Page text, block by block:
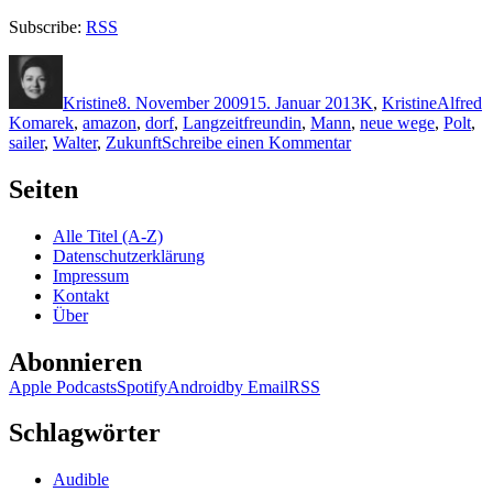
Subscribe: RSS
Kristine8. November 200915. Januar 2013K, KristineAlfred
Komarek, amazon, dorf, Langzeitfreundin, Mann, neue wege, Polt,
sailer, Walter, ZukunftSchreibe einen Kommentarzu
Seiten
Alle Titel (A-Z)
Datenschutzerklärung
Impressum
Kontakt
Über
Abonnieren
Apple PodcastsSpotifyAndroidby EmailRSS
Schlagwörter
Audible